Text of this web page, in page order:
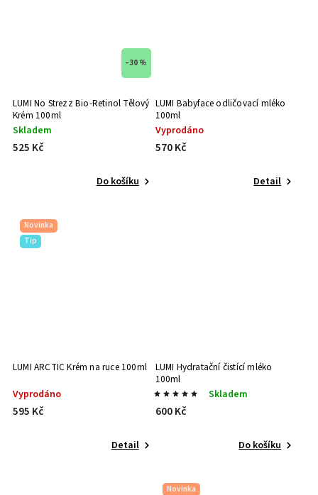
–30 %
LUMI No Strezz Bio-Retinol Tělový
Krém 100ml
Skladem
525 Kč
Do košíku
LUMI Babyface odličovací mléko
100ml
Vyprodáno
570 Kč
Detail
Novinka
Tip
LUMI ARCTIC Krém na ruce 100ml
Vyprodáno
595 Kč
Detail
LUMI Hydratační čistící mléko
100ml
Skladem
600 Kč
Do košíku
Novinka